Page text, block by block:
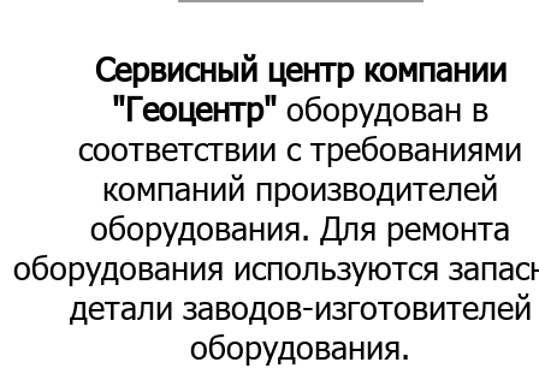
Сервисный центр компании
"Геоцентр" оборудован в
соответствии с требованиями
компаний производителей
оборудования. Для ремонта
оборудования используются
детали заводов-изготовителей
оборудования.